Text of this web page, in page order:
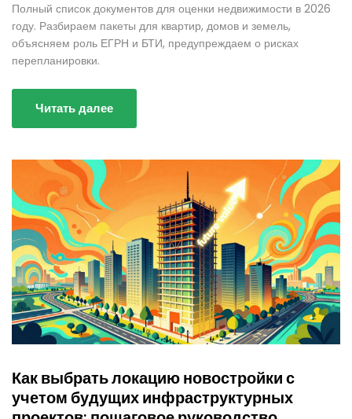
Полный список документов для оценки недвижимости в 2026
году. Разбираем пакеты для квартир, домов и земель,
объясняем роль ЕГРН и БТИ, предупреждаем о рисках
перепланировки.
Читать далее
Как выбрать локацию новостройки с
учетом будущих инфраструктурных